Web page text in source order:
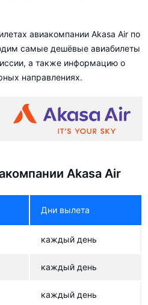
авиакомпании Akasa Air по
самые дешёвые авиабилеты
а также информацию о
направлениях.
Akasa Air
Дни вылета
каждый день
каждый день
каждый день